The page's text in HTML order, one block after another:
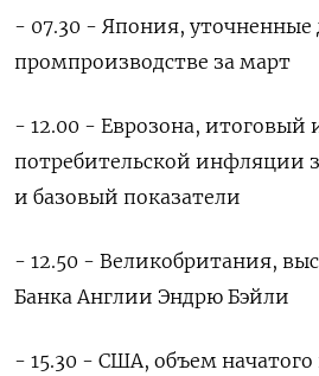
- 07.30 - Япония, уточненные
промпроизводстве за март
- 12.00 - Еврозона, итоговый
потребительской инфляции
и базовый показатели
- 12.50 - Великобритания,
Банка Англии Эндрю Бэйли
- 15.30 - США, объем начатого